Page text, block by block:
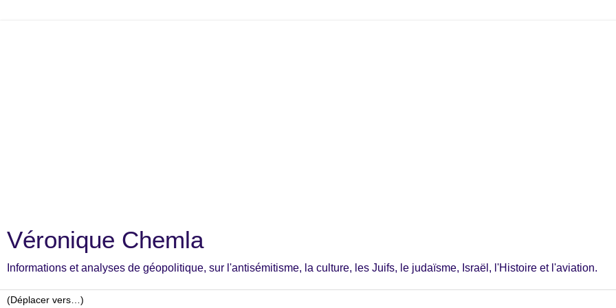
Véronique Chemla
Informations et analyses de géopolitique, sur l'antisémitisme, la culture, les Juifs, le judaïsme, Israël, l'Histoire et l'aviation.